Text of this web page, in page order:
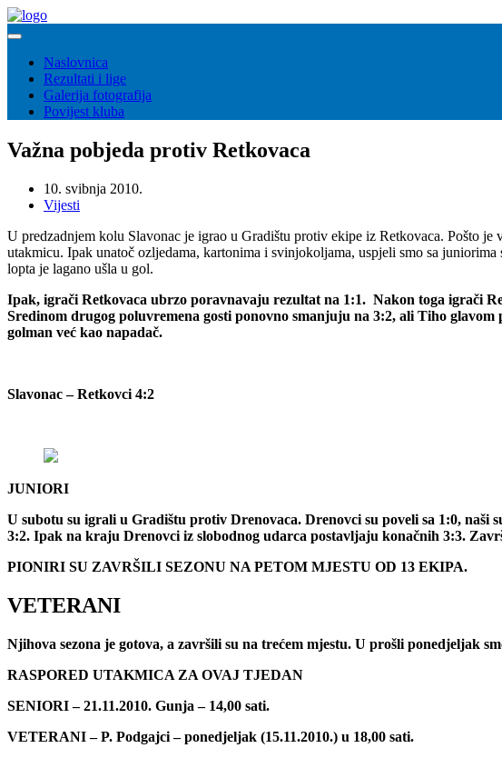
Naslovnica
Rezultati i lige
Galerija fotografija
Povijest kluba
Važna pobjeda protiv Retkovaca
10. svibnja 2010.
Vijesti
U predzadnjem kolu Slavonac je igrao u Gradištu protiv ekipe iz Retkovaca. Pošto
utakmicu. Ipak unatoč ozljedama, kartonima i svinjokoljama, uspjeli smo sa
lopta je lagano ušla u gol.
Ipak, igrači Retkovaca ubrzo poravnavaju rezultat na 1:1. Nakon toga igrači
Sredinom drugog poluvremena gosti ponovno smanjuju na 3:2, ali Tiho
golman već kao napadač.
Slavonac – Retkovci 4:2
JUNIORI
U subotu su igrali u Gradištu protiv Drenovaca. Drenovci su poveli sa 1:0, naši
3:2. Ipak na kraju Drenovci iz slobodnog udarca postavljaju konačnih 3:3.
PIONIRI SU ZAVRŠILI SEZONU NA PETOM MJESTU OD 13 EKIPA.
VETERANI
Njihova sezona je gotova, a završili su na trećem mjestu. U prošli ponedjeljak
RASPORED UTAKMICA ZA OVAJ TJEDAN
SENIORI – 21.11.2010. Gunja – 14,00 sati.
VETERANI – P. Podgajci – ponedjeljak (15.11.2010.) u 18,00 sati.